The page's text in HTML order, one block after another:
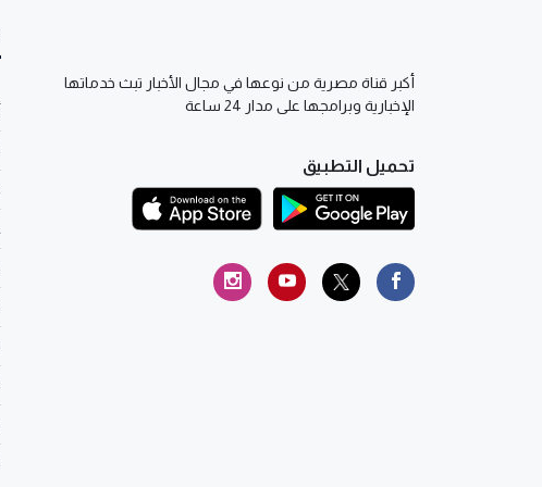
أكبر قناة مصرية من نوعها في مجال الأخبار تبث خدماتها
الإخبارية وبرامجها على مدار 24 ساعة
تحميل التطبيق